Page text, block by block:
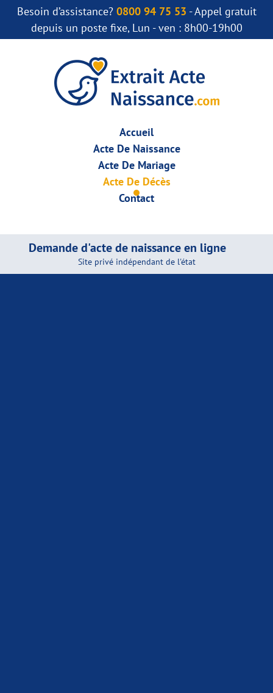
Besoin d’assistance? 0800 94 75 53 - Appel gratuit
depuis un poste fixe, Lun - ven : 8h00-19h00
Accueil
Acte De Naissance
Acte De Mariage
Acte De Décès
Contact
Demande d'acte de naissance en ligne
Site privé indépendant de l'état